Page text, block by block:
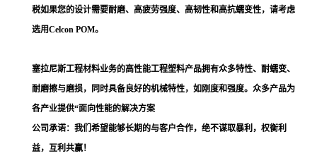
税如果您的设计需要耐磨、高疲劳强度、高韧性和高抗蠕变性，请考虑
选用Celcon POM。
塞拉尼斯工程材料业务的高性能工程塑料产品拥有众多特性、耐蠕变、
耐磨擦与磨损，同时具备良好的机械特性，如刚度和强度。众多产品为
各产业提供“面向性能的解决方案
公司承诺：我们希望能够长期的与客户合作，绝不谋取暴利，权衡利
益，互利共赢！